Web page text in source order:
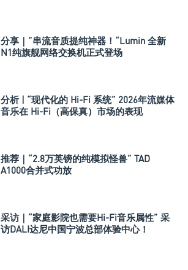
分享｜”串流音质提纯神器！“Lumin 全新
N1纯旗舰网络交换机正式登场
分析 | “现代化的 Hi-Fi 系统” 2026年流媒体
音乐在 Hi-Fi（高保真）市场的表现
推荐｜“2.8万英镑的纯模拟怪兽” TAD
A1000合并式功放
采访｜“家庭影院也需要Hi-Fi音乐属性” 采
访DALI达尼中国宁波总部体验中心！